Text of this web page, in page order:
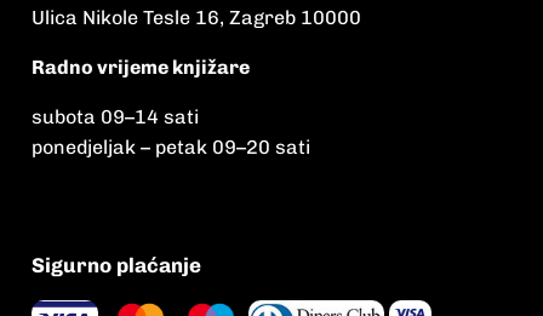
Ulica Nikole Tesle 16, Zagreb 10000
Radno vrijeme knjižare
subota 09–14 sati
ponedjeljak – petak 09–20 sati
Sigurno plaćanje